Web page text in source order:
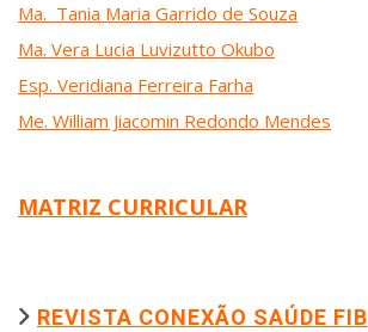
Ma. Tania Maria Garrido de Souza
Ma. Vera Lucia Luvizutto Okubo
Esp. Veridiana Ferreira Farha
Me. William Jiacomin Redondo Mendes
MATRIZ CURRICULAR
REVISTA CONEXÃO SAÚDE FIB